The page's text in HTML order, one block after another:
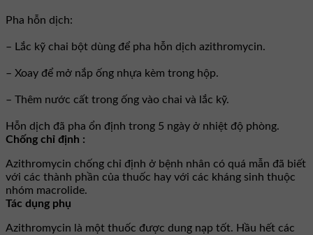
Pha hỗn dịch:
– Lắc kỹ chai bột dùng để pha hỗn dịch azithromycin.
– Xoay để mở nắp ống nhựa kèm trong hộp.
– Thêm nước cất trong ống vào chai và lắc kỹ.
Hỗn dịch đã pha ổn định trong 5 ngày ở nhiệt độ phòng.
Chống chỉ định :
Azithromycin chống chỉ định ở bệnh nhân có quá mẫn đã biết
với các thành phần của thuốc hay với các kháng sinh thuộc
nhóm macrolide.
Tác dụng phụ
Azithromycin là một thuốc được dung nạp tốt. Hầu hết các